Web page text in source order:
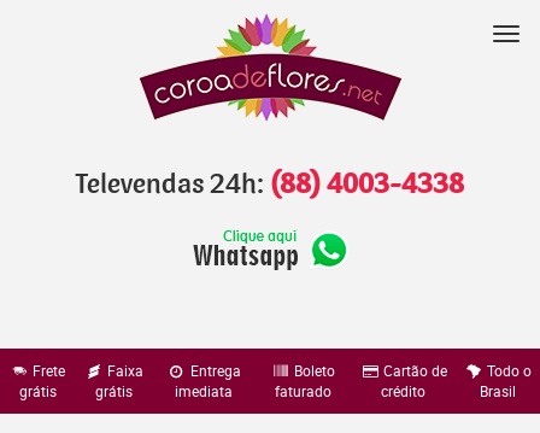
Televendas 24h: (88) 4003-4338
Frete
grátis
Faixa
grátis
Entrega
imediata
Boleto
faturado
Cartão de
crédito
Todo o
Brasil